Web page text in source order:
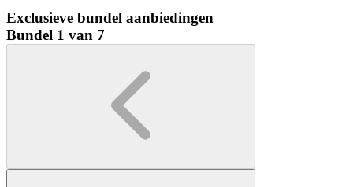
Exclusieve bundel aanbiedingen
Bundel 1 van 7